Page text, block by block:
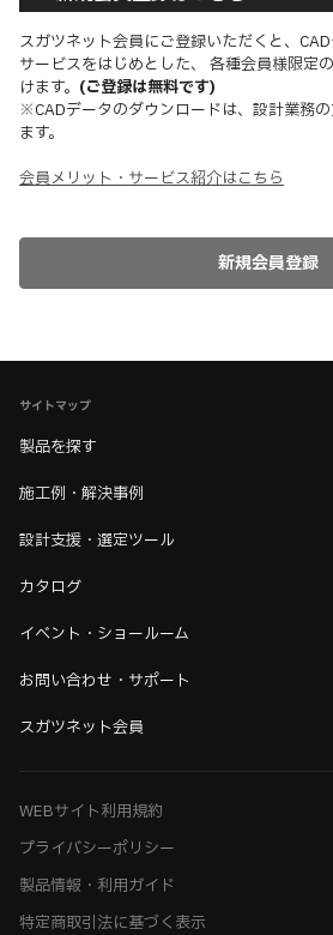
スガツネット会員にご登録いただくと、
サービスをはじめとした、 各種会員様限定
けます。 (ご登録は無料です)
※CADデータのダウンロードは、設計業務
ます。
会員メリット・サービス紹介はこちら
サイトマップ
製品を探す
施工例・解決事例
設計支援・選定ツール
カタログ
イベント・ショールーム
お問い合わせ・サポート
スガツネット会員
WEBサイト利用規約
プライバシーポリシー
製品情報・利用ガイド
特定商取引法に基づく表示